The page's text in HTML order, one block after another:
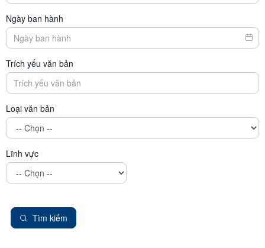
Ngày ban hành
Trích yếu văn bản
Loại văn bản
Lĩnh vực
Tìm kiếm